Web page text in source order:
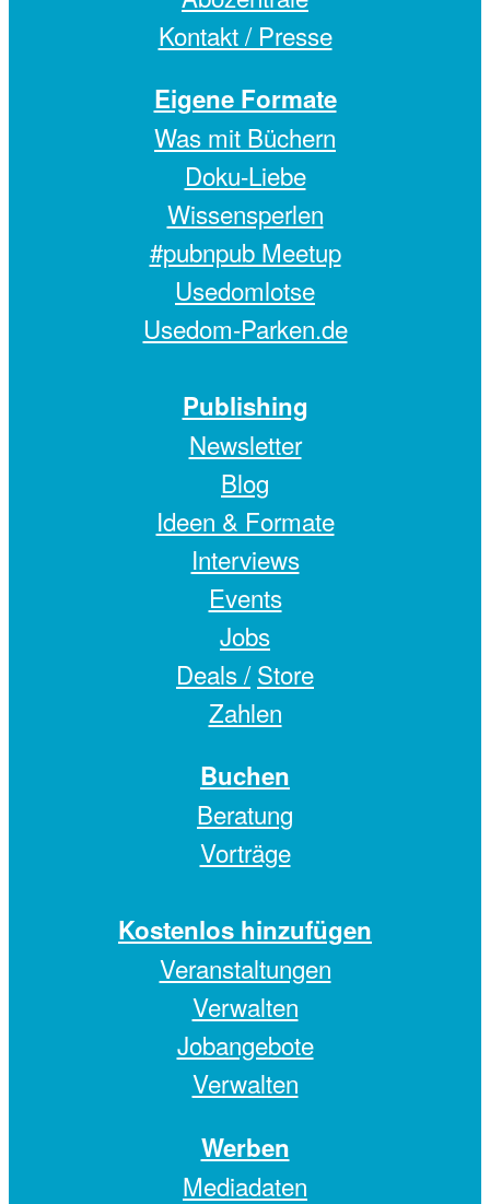
Kontakt / Presse
Eigene Formate
Was mit Büchern
Doku-Liebe
Wissensperlen
#pubnpub Meetup
Usedomlotse
Usedom-Parken.de
Publishing
Newsletter
Blog
Ideen & Formate
Interviews
Events
Jobs
Deals / Store
Zahlen
Buchen
Beratung
Vorträge
Kostenlos hinzufügen
Veranstaltungen
Verwalten
Jobangebote
Verwalten
Werben
Mediadaten